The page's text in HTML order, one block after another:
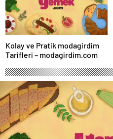
Kolay ve Pratik modagirdim
Tarifleri – modagirdim.com